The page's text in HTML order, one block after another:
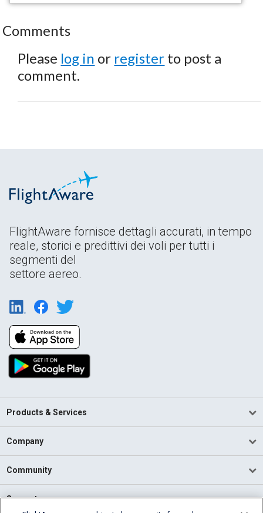
Comments
Please log in or register to post a
comment.
FlightAware fornisce dettagli accurati, in tempo
reale, storici e predittivi dei voli per tutti i
segmenti del
settore aereo.
Products & Services
Company
Community
Support